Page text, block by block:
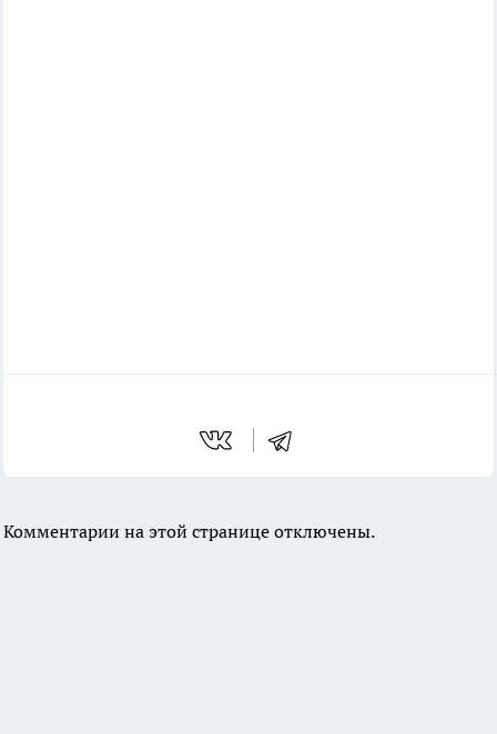
Комментарии на этой странице отключены.